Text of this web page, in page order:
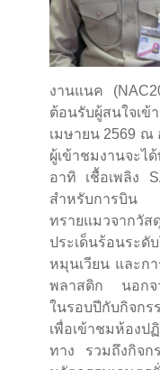
งานแนค
ต้อนรับผู้สนใจ
เมษายน 2569 ณ
ผู้เข้าชมงานจะไ
อาทิ เชื้อเพลิง
สำหรับการบิน
ทรายแมวจากวัส
ประเด็นร้อนร
หมุนเวียน และก
พลาสติก นอกจา
ในรอบปีกับกิจก
เพื่อเข้าชมห้องป
ทาง รวมถึงกิจก